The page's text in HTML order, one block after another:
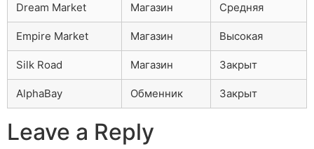
Dream Market Магазин Средняя
Empire Market Магазин Высокая
Silk Road Магазин Закрыт
AlphaBay Обменник Закрыт
Leave a Reply